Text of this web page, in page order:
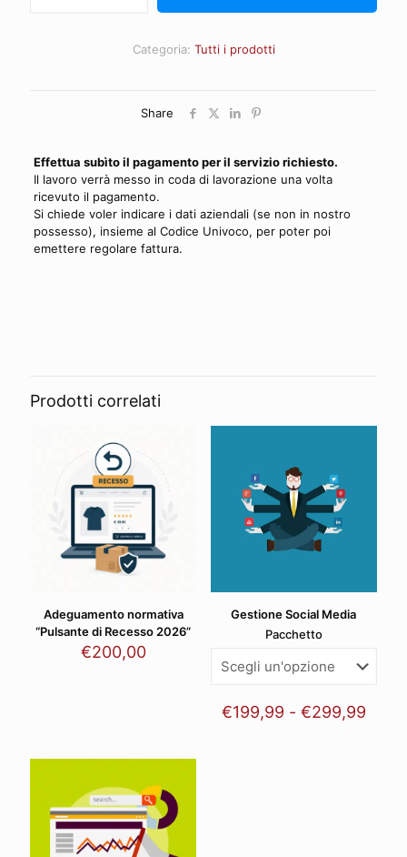
Categoria: Tutti i prodotti
Share
Effettua subìto il pagamento per il servizio richiesto.
Il lavoro verrà messo in coda di lavorazione una volta
ricevuto il pagamento.
Si chiede voler indicare i dati aziendali (se non in nostro
possesso), insieme al Codice Univoco, per poter poi
emettere regolare fattura.
Prodotti correlati
Adeguamento normativa
“Pulsante di Recesso 2026”
€200,00
Gestione Social Media
Pacchetto
€199,99 - €299,99